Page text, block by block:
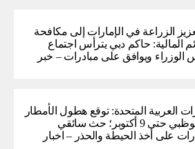
الزراعة في الإمارات إلى مكافحة
المالية: حاكم دبي يترأس اجتماع
الوزراء ويوافق على مبادرات – خبر
العربية المتحدة: توقع هطول الأمطار
في أبوظبي حتى 9 أكتوبر؛ حث سائقي
على أخذ الحيطة والحذر – اخبار